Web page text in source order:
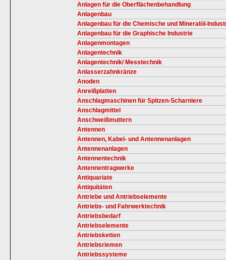
Anlagen für die Oberflächenbehandlung
Anlagenbau
Anlagenbau für die Chemische und Mineralöl-
Anlagenbau für die Graphische Industrie
Anlagenmontagen
Anlagentechnik
Anlagentechnik/ Messtechnik
Anlasserzahnkränze
Anoden
Anreißplatten
Anschlagmaschinen für Spitzen-Scharniere
Anschlagmittel
Anschweißmuttern
Antennen
Antennen, Kabel- und Antennenanlagen
Antennenanlagen
Antennentechnik
Antennentragwerke
Antiquariate
Antiquitäten
Antriebe und Antriebselemente
Antriebs- und Fahrwerktechnik
Antriebsbedarf
Antriebselemente
Antriebsketten
Antriebsriemen
Antriebssysteme